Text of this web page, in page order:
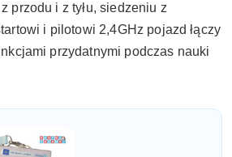
przodu i z tyłu, siedzeniu z
i pilotowi 2,4GHz pojazd łączy
przydatnymi podczas nauki